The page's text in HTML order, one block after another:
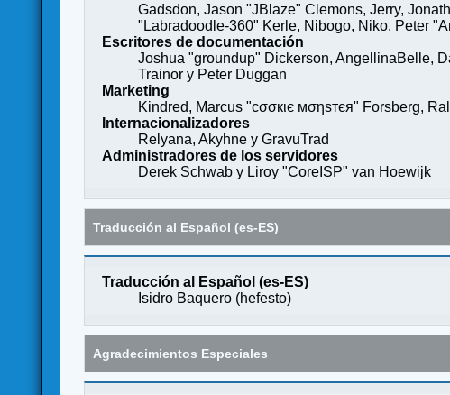
Gadsdon, Jason "JBlaze" Clemons, Jerry,
"Labradoodle-360" Kerle, Nibogo, Niko, Peter
Escritores de documentación
Joshua "groundup" Dickerson, AngellinaBelle,
Trainor y Peter Duggan
Marketing
Kindred, Marcus "cσσкιє мσηѕтєя" Forsberg,
Internacionalizadores
Relyana, Akyhne y GravuTrad
Administradores de los servidores
Derek Schwab y Liroy "CoreISP" van Hoewijk
Traducción al Español (es-ES)
Traducción al Español (es-ES)
Isidro Baquero (hefesto)
Agradecimientos Especiales